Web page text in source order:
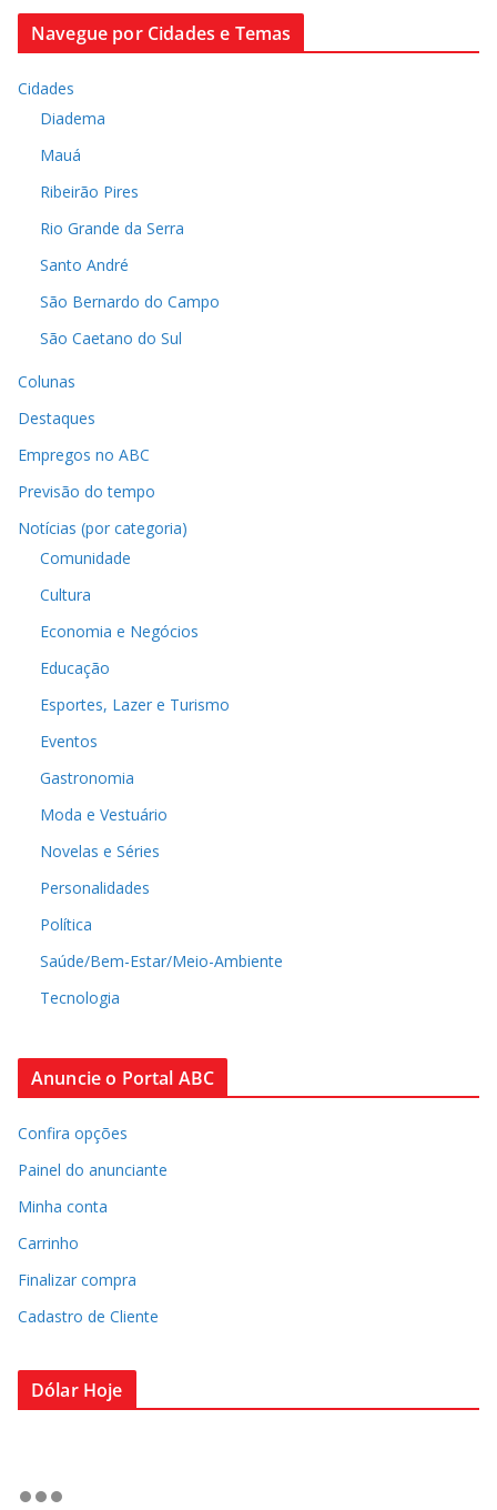
Navegue por Cidades e Temas
Cidades
Diadema
Mauá
Ribeirão Pires
Rio Grande da Serra
Santo André
São Bernardo do Campo
São Caetano do Sul
Colunas
Destaques
Empregos no ABC
Previsão do tempo
Notícias (por categoria)
Comunidade
Cultura
Economia e Negócios
Educação
Esportes, Lazer e Turismo
Eventos
Gastronomia
Moda e Vestuário
Novelas e Séries
Personalidades
Política
Saúde/Bem-Estar/Meio-Ambiente
Tecnologia
Anuncie o Portal ABC
Confira opções
Painel do anunciante
Minha conta
Carrinho
Finalizar compra
Cadastro de Cliente
Dólar Hoje